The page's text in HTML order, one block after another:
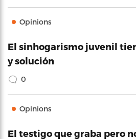
Opinions
El sinhogarismo juvenil
y solución
0
Opinions
El testigo que graba pero